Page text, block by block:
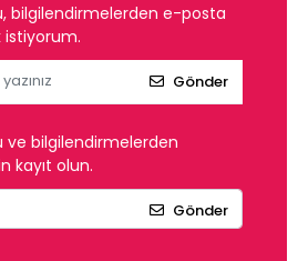
bilgilendirmelerden e-posta
istiyorum.
Gönder
ve bilgilendirmelerden
kayıt olun.
Gönder